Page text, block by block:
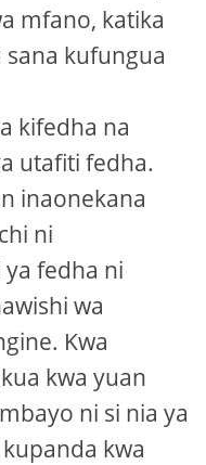
mfano, katika
kufungua
kifedha na
utafiti fedha.
inaonekana
ni
fedha ni
wa
Kwa
kwa yuan
ni si nia ya
kwa